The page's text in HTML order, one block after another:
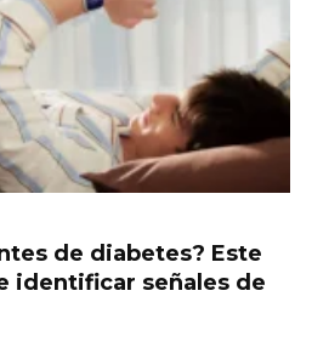
de diabetes? Este
identificar señales de